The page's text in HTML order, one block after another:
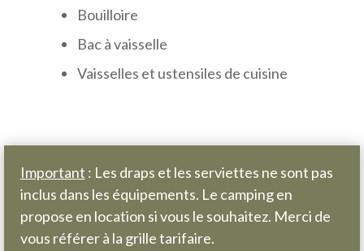
Bouilloire
Bac à vaisselle
Vaisselles et ustensiles de cuisine
Important : Les draps et les serviettes ne sont pas
inclus dans les équipements. Le camping en
propose en location si vous le souhaitez. Merci de
vous référer à la grille tarifaire.